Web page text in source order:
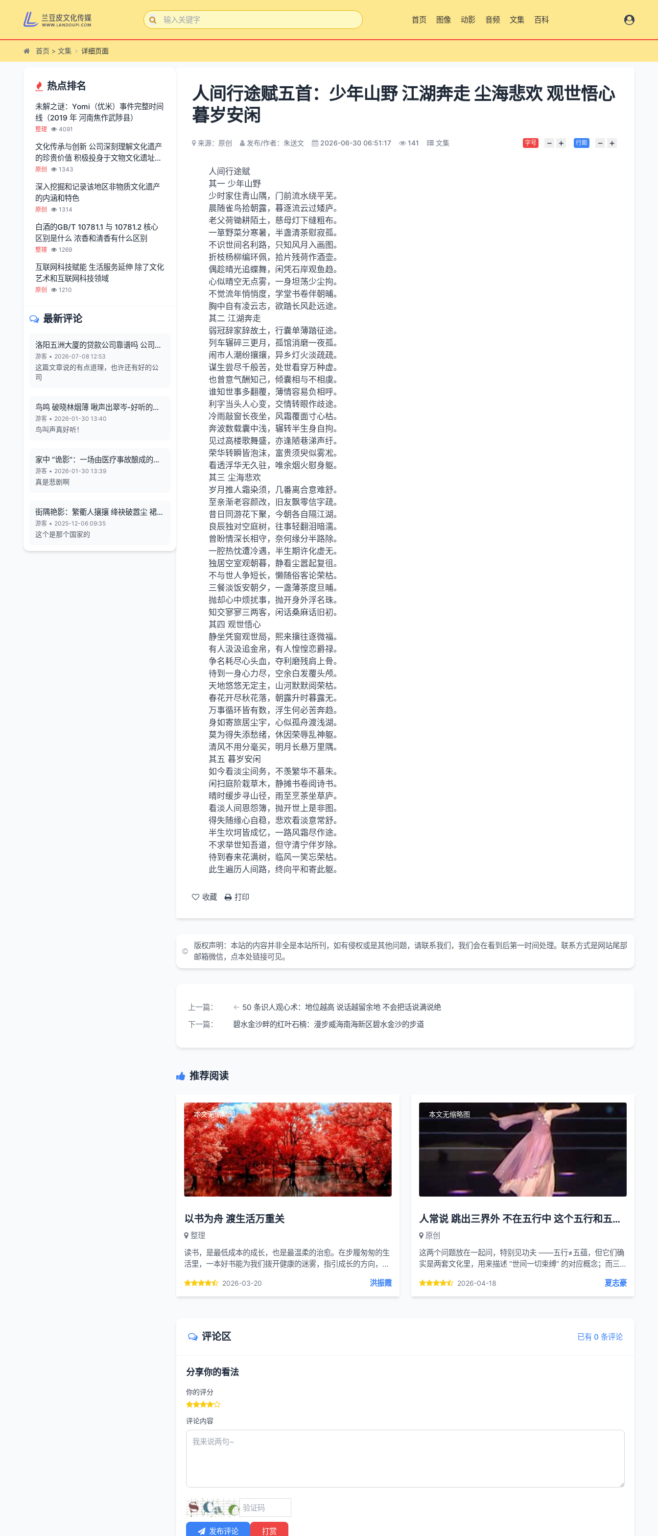
首页 图像 动影 音频 文集 百科
首页 > 文集 详细页面
热点排名
未解之谜：Yomi（优米）事件完整时间
线（2019 年 河南焦作武陟县）
整理 4091
文化传承与创新 公司深刻理解文化遗产
的珍贵价值 积极投身于文物文化遗址保
护服务
原创 1343
深入挖掘和记录该地区非物质文化遗产
的内涵和特色
原创 1314
白酒的GB/T 10781.1 与 10781.2 核心
区别是什么 浓香和清香有什么区别
整理 1269
互联网科技赋能 生活服务延伸 除了文化
艺术和互联网科技领域
原创 1210
最新评论
洛阳五洲大厦的贷款公司靠谱吗 公司利
润从哪来 有无风险
游客 • 2026-07-08 12:53
这篇文章说的有点道理，也许还有好的公
司
鸟鸣 破晓林烟薄 啾声出翠岑-好听的鸟
鸣声
游客 • 2026-01-30 13:40
鸟叫声真好听！
家中 “诡影”：一场由医疗事故酿成的悲
剧
游客 • 2026-01-30 13:39
真是悲剧啊
街隅艳影：繁衢人攘攘 绛袂破嚣尘 裙束
霞裁色
游客 • 2025-12-06 09:35
这个是那个国家的
人间行途赋五首：少年山野 江湖奔走 尘海悲欢 观世悟心
暮岁安闲
来源：原创 发布/作者：朱送文 2026-06-30 06:51:17 141 文集 字号 − + 行距 − +
人间行途赋
其一 少年山野
少时家住青山隅，门前流水绕平芜。
晨随雀鸟拾朝露，暮逐流云过矮庐。
老父荷锄耕陌土，慈母灯下缝粗布。
一箪野菜分寒暑，半盏清茶慰寂孤。
不识世间名利路，只知风月入画图。
折枝杨柳编环佩，拾片残荷作酒壶。
偶趁晴光追蝶舞，闲凭石岸观鱼趋。
心似晴空无点雾，一身坦荡少尘拘。
不觉流年悄悄度，学堂书卷伴朝晡。
胸中自有凌云志，欲踏长风赴远途。
其二 江湖奔走
弱冠辞家辞故土，行囊单薄踏征途。
列车辗碎三更月，孤馆消磨一夜孤。
闹市人潮纷攘攘，异乡灯火淡疏疏。
谋生尝尽千般苦，处世看穿万种虚。
也曾意气酬知己，倾囊相与不相虞。
谁知世事多翻覆，薄情容易负相呼。
利字当头人心变，交情转眼作歧途。
冷雨敲窗长夜坐，风霜覆面寸心枯。
奔波数载囊中浅，辗转半生身自拘。
见过高楼歌舞盛，亦逢陋巷涕声纡。
荣华转瞬皆泡沫，富贵须臾似雾凇。
看透浮华无久驻，唯余烟火慰身躯。
其三 尘海悲欢
岁月推人霜染须，几番离合意难舒。
至亲渐老容颜改，旧友飘零信字疏。
昔日同游花下聚，今朝各自隔江湖。
良辰独对空庭树，往事轻翻泪暗濡。
曾盼情深长相守，奈何缘分半路除。
一腔热忱遭冷遇，半生期许化虚无。
独居空室观朝暮，静看尘嚣起复徂。
不与世人争短长，懒随俗客论荣枯。
三餐淡饭安朝夕，一盏薄茶度旦晡。
抛却心中烦扰事，抛开身外浮名珠。
知交寥寥三两客，闲话桑麻话旧初。
其四 观世悟心
静坐凭窗观世局，熙来攘往逐微福。
有人汲汲追金帛，有人惶惶恋爵禄。
争名耗尽心头血，夺利磨残肩上骨。
待到一身心力尽，空余白发覆头颅。
天地悠悠无定主，山河默默阅荣枯。
春花开尽秋花落，朝露升时暮露无。
万事循环皆有数，浮生何必苦奔趋。
身如寄旅居尘宇，心似孤舟渡浅湖。
莫为得失添愁绪，休因荣辱乱神躯。
清风不用分毫买，明月长悬万里隅。
其五 暮岁安闲
如今看淡尘间务，不羡繁华不慕朱。
闲扫庭阶栽草木，静摊书卷阅诗书。
晴时缓步寻山径，雨至烹茶坐草庐。
看淡人间恩怨簿，抛开世上是非图。
得失随缘心自稳，悲欢看淡意常舒。
半生坎坷皆成忆，一路风霜尽作途。
不求举世知吾道，但守清宁伴岁除。
待到春来花满树，临风一笑忘荣枯。
此生遍历人间路，终向平和寄此躯。
收藏 打印
版权声明： 本站的内容并非全是本站所刊，如有侵权或是其他问题，请联系我们，我们会在看到后第一时间处理。联系方式是网站尾部
邮箱微信，点本处链接可见。
上一篇：
50 条识人观心术：地位越高 说话越留余地 不会把话说满说绝
下一篇：
碧水金沙畔的红叶石楠：漫步威海南海新区碧水金沙的步道
推荐阅读
本文无缩略图
以书为舟 渡生活万重关
整理
读书，是最低成本的成长，也是最温柔的治愈。在步履匆匆的生
活里，一本好书能为我们拨开健康的迷雾，指引成长的方向，更
2026-03-20 洪振霞
本文无缩略图
人常说 跳出三界外 不在五行中 这个五行和五蕴是一回事吗？什么叫三界？
原创
这两个问题放在一起问，特别见功夫 ——五行≠五蕴，但它们确
实是两套文化里，用来描述 “世间一切束缚” 的对应概念；而三
2026-04-18 夏志豪
评论区 已有 0 条评论
分享你的看法
你的评分
评论内容
发布评论 打赏